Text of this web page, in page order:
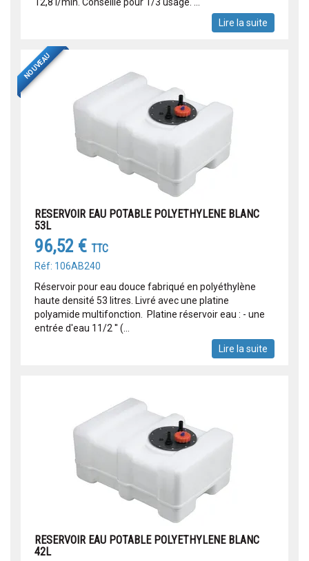
Lire la suite
NOUVEAU
RESERVOIR EAU POTABLE POLYETHYLENE BLANC
53L
96,52 € TTC
Réf: 106AB240
Réservoir pour eau douce fabriqué en polyéthylène
haute densité 53 litres. Livré avec une platine
polyamide multifonction. Platine réservoir eau : - une
entrée d'eau 11/2 '' (...
Lire la suite
RESERVOIR EAU POTABLE POLYETHYLENE BLANC
42L